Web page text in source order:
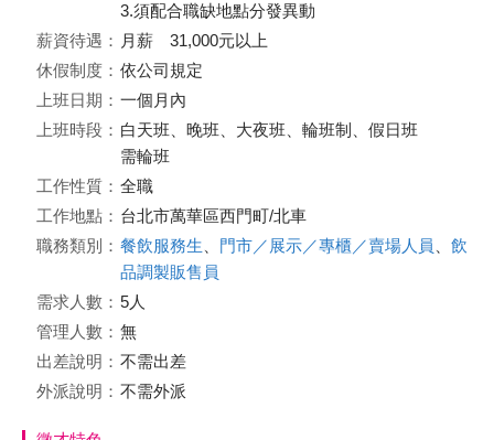
3.須配合職缺地點分發異動
薪資待遇： 月薪 31,000元以上
休假制度： 依公司規定
上班日期： 一個月內
上班時段： 白天班、晚班、大夜班、輪班制、假日班
需輪班
工作性質： 全職
工作地點： 台北市萬華區西門町/北車
職務類別： 餐飲服務生 門市／展示／專櫃／賣場人員
飲
品調製販售員
需求人數： 5人
管理人數： 無
出差說明： 不需出差
外派說明： 不需外派